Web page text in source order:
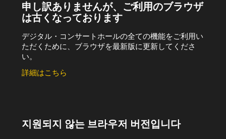
申し訳ありませんが、ご利用のブラウザ
は古くなっております
デジタル・コンサートホールの全ての機能をご利用い
ただくために、ブラウザを最新版に更新してくださ
い。
詳細はこちら
지원되지 않는 브라우저 버전입니다